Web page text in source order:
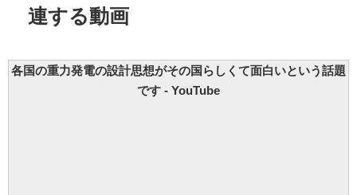
連する動画
各国の重力発電の設計思想がその国らしくて面白いという話題
です - YouTube